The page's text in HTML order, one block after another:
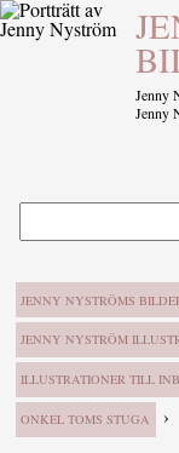
Jenny
Jenny
JENNY NYSTRÖMS
JENNY NYSTRÖM
ILLUSTRATIONER TILL
ONKEL TOMS STUGA ›